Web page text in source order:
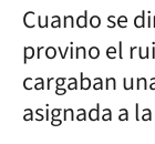
Cuando se
provino el
cargaban
asignada a